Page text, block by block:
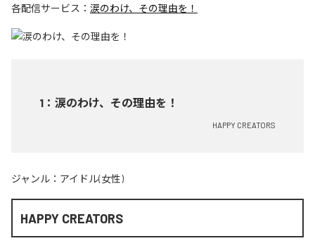
各配信サービス： 涙のわけ、その理由を！
1 ： 涙のわけ、その理由を！
HAPPY CREATORS
ジャンル： アイドル(女性)
HAPPY CREATORS